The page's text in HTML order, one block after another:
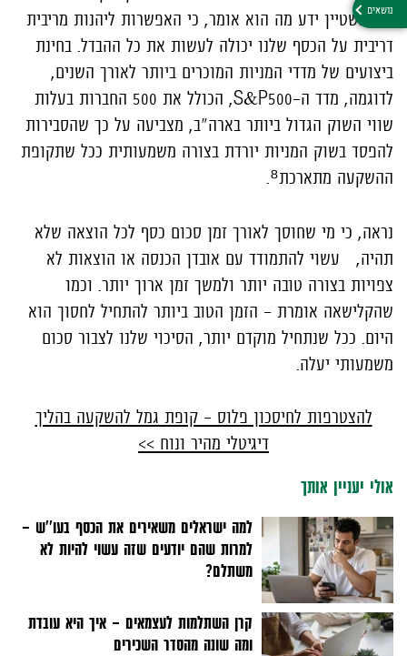
שאיינשטיין ידע מה הוא אומר, כי האפשרות ליהנות מריבית
דריבית על הכסף שלנו יכולה לעשות את כל ההבדל. בחינת
ביצועים של מדדי המניות המוכרים ביותר לאורך השנים,
לדוגמה, מדד ה-S&P500, הכולל את 500 החברות בעלות
שווי השוק הגדול ביותר בארה"ב, מצביעה על כך שהסבירות
להפסד בשוק המניות יורדת בצורה משמעותית ככל שתקופת
ההשקעה מתארכת⁸.
נראה, כי מי שחוסך לאורך זמן סכום כסף לכל הוצאה שלא
תהיה, עשוי להתמודד עם אובדן הכנסה או הוצאות לא
צפויות בצורה טובה יותר ולמשך זמן ארוך יותר. וכמו
שהקלישאה אומרת - הזמן הטוב ביותר להתחיל לחסוך הוא
היום. ככל שנתחיל מוקדם יותר, הסיכוי שלנו לצבור סכום
משמעותי יעלה.
להצטרפות לחיסכון פלוס – קופת גמל להשקעה בהליך
דיגיטלי מהיר ונוח >>
אולי יעניין אותך
למה ישראלים משאירים את הכסף בעו''ש –
למרות שהם יודעים שזה עשוי להיות לא
משתלם?
קרן השתלמות לעצמאים - איך היא עובדת
ומה שונה מהסדר השכירים